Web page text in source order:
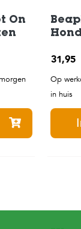
On
31,95
Op
in huis